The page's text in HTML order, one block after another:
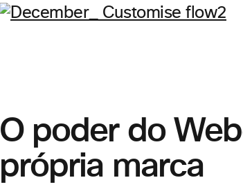
O poder do
própria marca